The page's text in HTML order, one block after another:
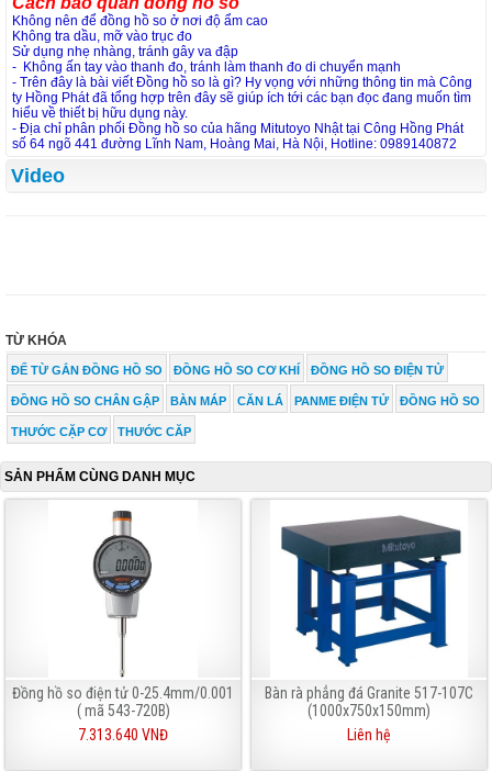
Không nên để đồng hồ so ở nơi độ ẩm cao
Không tra dầu, mỡ vào trục đo
Sử dụng nhẹ nhàng, tránh gây va đập
- Không ấn tay vào thanh đo, tránh làm thanh đo di chuyển mạnh
- Trên đây là bài viết Đồng hồ so là gì? Hy vọng với những thông tin mà Công
ty Hồng Phát đã tổng hợp trên đây sẽ giúp ích tới các bạn đọc đang muốn tìm
hiểu về thiết bị hữu dụng này.
- Địa chỉ phân phối Đồng hồ so của hãng Mitutoyo Nhật tại Công Hồng Phát
số 64 ngõ 441 đường Lĩnh Nam, Hoàng Mai, Hà Nội, Hotline: 0989140872
Video
TỪ KHÓA
ĐẾ TỪ GẮN ĐỒNG HỒ SO ĐỒNG HỒ SO CƠ KHÍ ĐỒNG HỒ SO ĐIỆN TỬ
ĐỒNG HỒ SO CHÂN GẬP BÀN MÁP CĂN LÁ PANME ĐIỆN TỬ ĐỒNG HỒ SO
THƯỚC CẶP CƠ THƯỚC CĂP
SẢN PHẨM CÙNG DANH MỤC
Đồng hồ so điện tử 0-25.4mm/0.001
( mã 543-720B)
7.313.640 VNĐ
Bàn rà phẳng đá Granite 517-107C
(1000x750x150mm)
Liên hệ